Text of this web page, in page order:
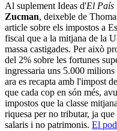
Al suplement Ideas d'El País
Zucman, deixeble de
article sobre els impostos a
fiscal que a la mitjana de la
massa castigades. Per això
del 2% sobre les fortunes
ingressaria uns 5.000
ara es recapta amb l'impost
que cada cop en són més,
impostos que la classe
riquesa per no tributar, ja
salaris i no patrimonis. El